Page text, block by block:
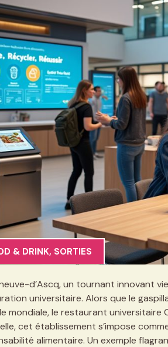
& DRINK, SORTIES
d’Ascq, un tournant innovant
universitaire. Alors que le
mondiale, le restaurant universitaire
cet établissement s’impose
alimentaire. Un exemple